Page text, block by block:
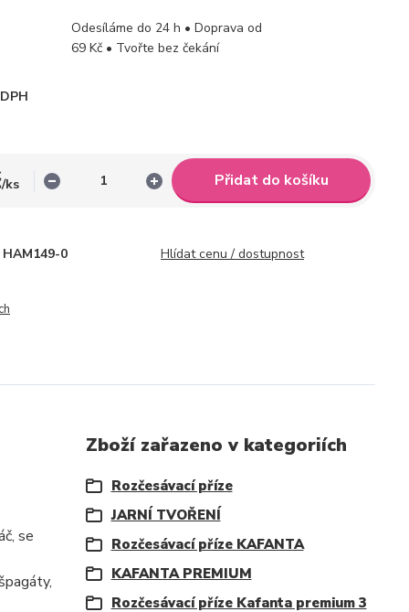
Odesíláme do 24 h • Doprava od
69 Kč • Tvořte bez čekání
/ks Přidat do košíku
HAM149-0 Hlídat cenu / dostupnost
se
Zboží zařazeno v kategoriích
Rozčesávací příze
JARNÍ TVOŘENÍ
Rozčesávací příze KAFANTA
KAFANTA PREMIUM
Rozčesávací příze Kafanta premium 3